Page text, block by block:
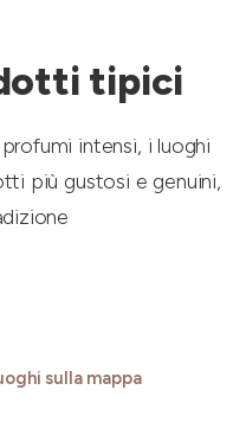
tipici
intensi, i luoghi
più gustosi e genuini,
sulla mappa